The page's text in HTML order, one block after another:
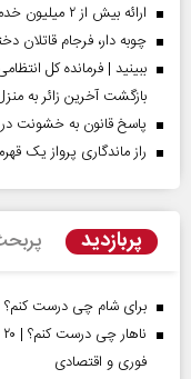
ارائه بیش از ۲ میلیون خدمت بهداشتی در اربعین حسینی
چوبه دار، فرجام قاتلان
ببینید | فرمانده کل
بازگشت آخرین زائر به
پاسخ قانون به خشونت در
راز ماندگاری پرواز یک
پربازدید
برای شام چی درست کنم؟ | ۲۵ ایده خوشمزه، ساده و فوری برای شام
فوری و اقتصادی